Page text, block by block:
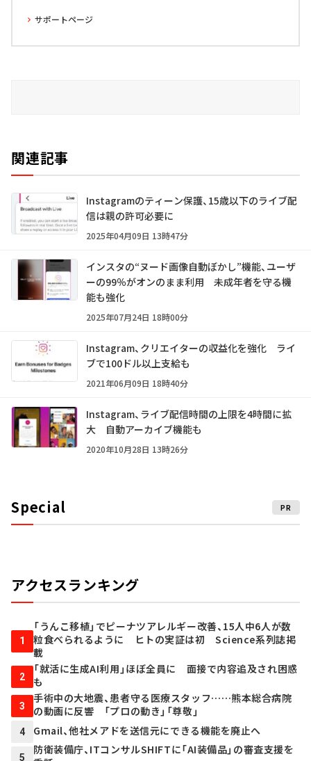
サポートページ
関連記事
Instagramのティーン保護、15歳以下のライブ配
信は親の許可必要に
2025年04月09日 13時47分
インスタの“ヌード画像自動ぼかし”機能、ユーザ
ーの99％がオンのまま利用 未成年者を守る機
能も強化
2025年07月24日 18時00分
Instagram、クリエイターの収益化を強化 ライ
ブで100ドル以上支給も
2021年06月09日 18時40分
Instagram、ライブ配信時間の上限を4時間に拡
大 自動アーカイブ機能も
2020年10月28日 13時26分
Special PR
アクセスランキング
1
「うんこ移植」でピーナツアレルギー改善、15人中6人が数
粒食べられるように ヒトの実証は初 Science系列誌掲
載
2
「就活に生成AI利用」ほぼ全員に 面接で内容追及され困惑
も
3
手術中の大地震、患者守る医療スタッフ……熊本総合病院
の動画に反響 「プロの動き」「尊敬」
4 Gmail、他社メアドを送信元にできる機能を廃止へ
5
防衛装備庁、ITコンサルSHIFTに「AI装備品」の審査支援を